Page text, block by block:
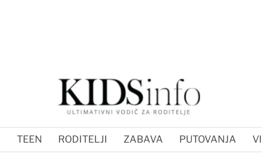
TEEN RODITELJI ZABAVA PUTOVANJA